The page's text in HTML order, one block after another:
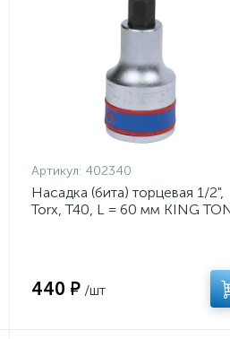
Артикул: 402340
Насадка (бита) торцевая 1/2",
Torx, T40, L = 60 мм KING
440 ₽ /шт